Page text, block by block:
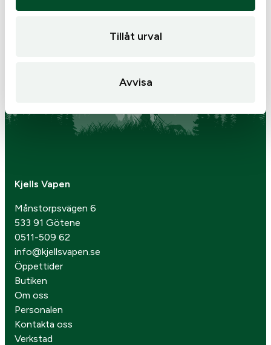
Tillåt urval
Avvisa
Kjells Vapen
Månstorpsvägen 6
533 91 Götene
0511-509 62
info@kjellsvapen.se
Öppettider
Butiken
Om oss
Personalen
Kontakta oss
Verkstad